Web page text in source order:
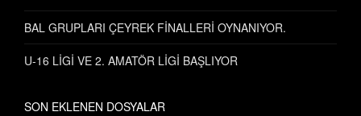
BAL GRUPLARI ÇEYREK FİNALLERİ OYNANIYOR.
U-16 LİGİ VE 2. AMATÖR LİGİ BAŞLIYOR
SON EKLENEN DOSYALAR